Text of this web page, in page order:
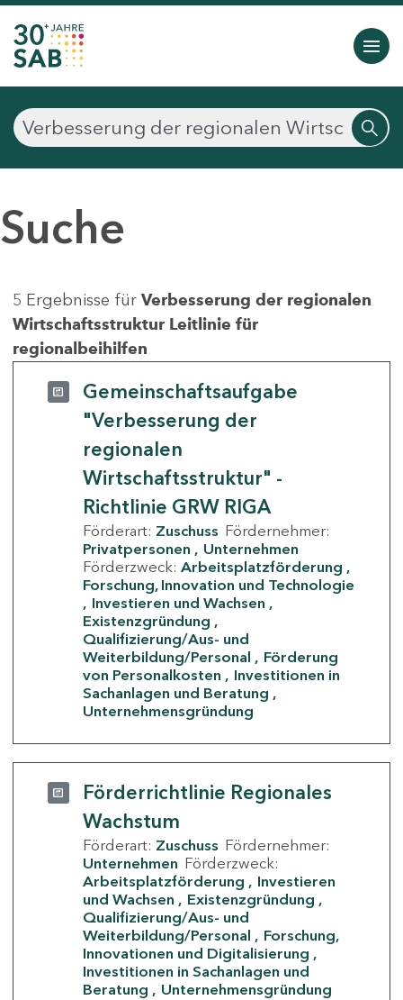
Suche
5 Ergebnisse für Verbesserung der regionalen
Wirtschaftsstruktur Leitlinie für
regionalbeihilfen
Gemeinschaftsaufgabe
"Verbesserung der
regionalen
Wirtschaftsstruktur" -
Richtlinie GRW RIGA
Förderart: Zuschuss Fördernehmer:
Privatpersonen
Unternehmen
Förderzweck: Arbeitsplatzförderung
Forschung, Innovation und Technologie
Investieren und Wachsen
Existenzgründung
Qualifizierung/Aus- und
Weiterbildung/Personal
Förderung
von Personalkosten
Investitionen in
Sachanlagen und Beratung
Unternehmensgründung
Förderrichtlinie Regionales
Wachstum
Förderart: Zuschuss Fördernehmer:
Unternehmen Förderzweck:
Arbeitsplatzförderung
Investieren
und Wachsen
Existenzgründung
Qualifizierung/Aus- und
Weiterbildung/Personal
Forschung,
Innovationen und Digitalisierung
Investitionen in Sachanlagen und
Beratung
Unternehmensgründung